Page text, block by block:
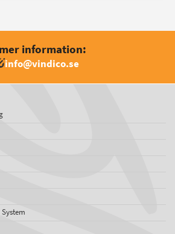
information:
info@vindico.se